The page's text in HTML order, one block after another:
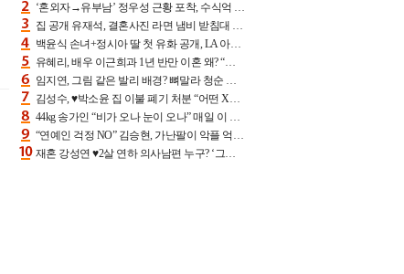
‘혼외자→유부남’ 정우성 근황 포착, 수식억 해킹 피해 후배 만났다 “존경하는”
집 공개 유재석, 결혼사진 라면 냄비 받침대 되고 분노‥가족사진도 피해(놀뭐)[어제TV]
백윤식 손녀+정시아 딸 첫 유화 공개, LA 아트쇼→서울국제조각페스타 작가다운 수준급 실력
유혜리, 배우 이근희과 1년 반만 이혼 왜? “식칼 꽂고 의자 던져” 충격 폭로(특종)[어제TV]
임지연, 그림 같은 발리 배경? 뼈말라 청순 비키니 핏에 상대 안 되네
김성수, ♥박소윤 집 이불 폐기 처분 “어떤 X이랑 썼을지 몰라” 질투(신랑수업2)[어제TV]
44kg 송가인 “비가 오나 눈이 오나” 매일 이 운동, 허벅지 근육량 상승+체지방 감소
“연예인 걱정 NO” 김승현, 가난팔이 악플 억울할만‥아내+딸과 日 여행
재혼 강성연 ♥2살 연하 의사남편 누구? ‘그알’ 자문의에 훈남 비주얼 초엘리트 스펙 [종합]